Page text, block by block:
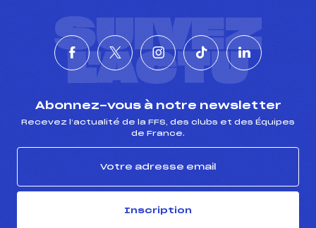
SUIVEZ
L'ACTU
Abonnez-vous à notre newsletter
Recevez l’actualité de la FFS, des clubs et des Équipes
de France.
Inscription